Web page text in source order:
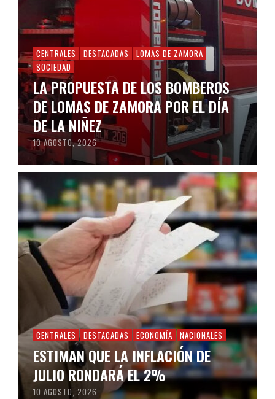
CENTRALES DESTACADAS
LOMAS DE ZAMORA
SOCIEDAD
LA PROPUESTA DE LOS BOMBEROS
DE LOMAS DE ZAMORA POR EL DÍA
DE LA NIÑEZ
10 AGOSTO, 2026
CENTRALES DESTACADAS ECONOMÍA NACIONALES
ESTIMAN QUE LA INFLACIÓN DE
JULIO RONDARÁ EL 2%
10 AGOSTO, 2026